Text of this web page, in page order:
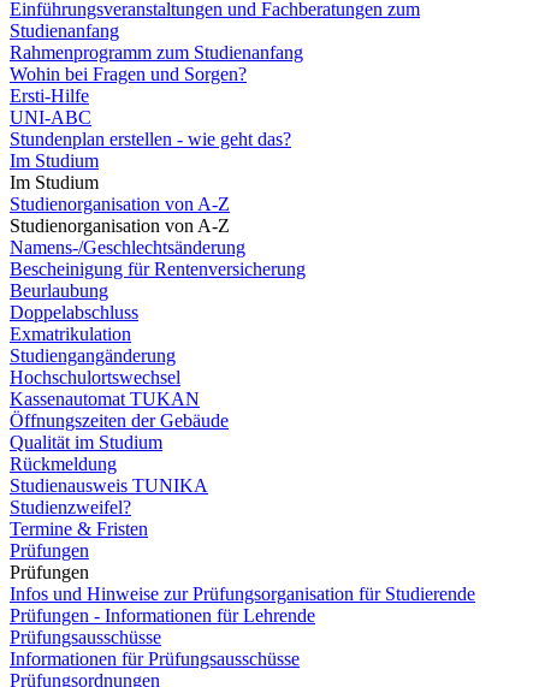
Einführungsveranstaltungen und Fachberatungen zum
Studienanfang
Rahmenprogramm zum Studienanfang
Wohin bei Fragen und Sorgen?
Ersti-Hilfe
UNI-ABC
Stundenplan erstellen - wie geht das?
Im Studium
Im Studium
Studienorganisation von A-Z
Studienorganisation von A-Z
Namens-/Geschlechtsänderung
Bescheinigung für Rentenversicherung
Beurlaubung
Doppelabschluss
Exmatrikulation
Studiengangänderung
Hochschulortswechsel
Kassenautomat TUKAN
Öffnungszeiten der Gebäude
Qualität im Studium
Rückmeldung
Studienausweis TUNIKA
Studienzweifel?
Termine & Fristen
Prüfungen
Prüfungen
Infos und Hinweise zur Prüfungsorganisation für Studierende
Prüfungen - Informationen für Lehrende
Prüfungsausschüsse
Informationen für Prüfungsausschüsse
Prüfungsordnungen